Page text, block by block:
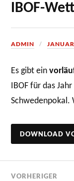
IBOF-
ADMIN
Es gibt ein
IBOF für das
Schwedenpokal.
DOWNLOAD
VORHERIGER